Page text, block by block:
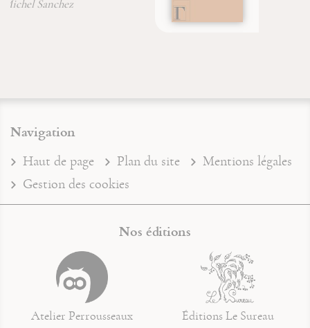
Navigation
Haut de page Plan du site
Mentions légales
Gestion des cookies
Nos éditions
Atelier Perrousseaux Éditions Le Sureau